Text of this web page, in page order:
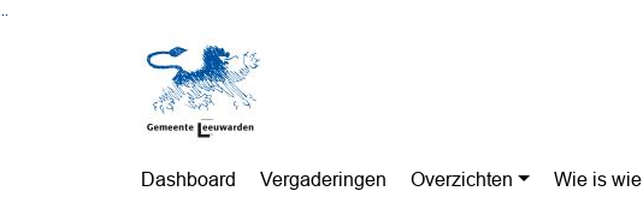
Dashboard Vergaderingen Overzichten Wie is wie